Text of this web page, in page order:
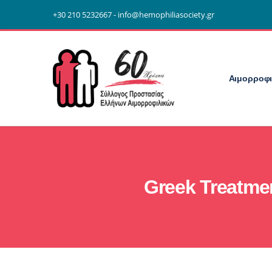
+30 210 5232667 - info@hemophiliasociety.gr
Greek